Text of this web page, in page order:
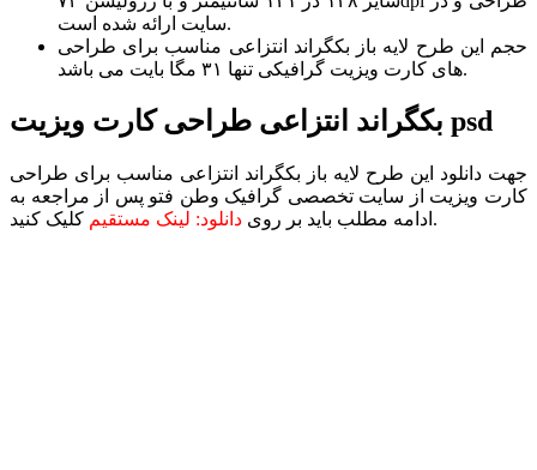
سایت ارائه شده است.
حجم این طرح لایه باز بکگراند انتزاعی مناسب برای طراحی
های کارت ویزیت گرافیکی تنها ۳۱ مگا بایت می باشد.
بکگراند انتزاعی طراحی کارت ویزیت psd
جهت دانلود این طرح لایه باز بکگراند انتزاعی مناسب برای طراحی
کارت ویزیت از سایت تخصصی گرافیک وطن فتو پس از مراجعه به
ادامه مطلب باید بر روی دانلود: لینک مستقیم کلیک کنید.